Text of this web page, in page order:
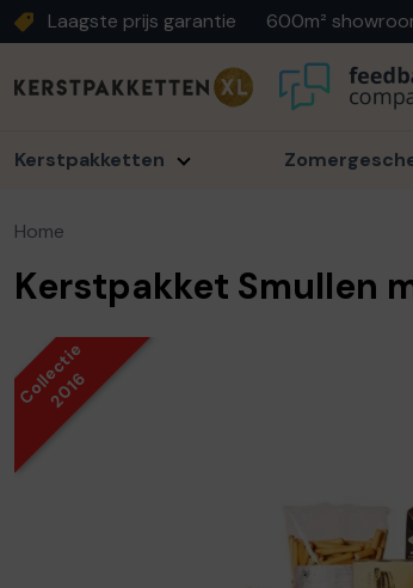
Laagste prijs garantie 600m²
Kerstpakketten
Home
Kerstpakket Smullen
Collectie
2016